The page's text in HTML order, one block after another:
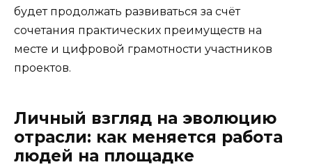
будет продолжать развиваться за счёт
сочетания практических преимуществ на
месте и цифровой грамотности участников
проектов.
Личный взгляд на эволюцию
отрасли: как меняется работа
людей на площадке